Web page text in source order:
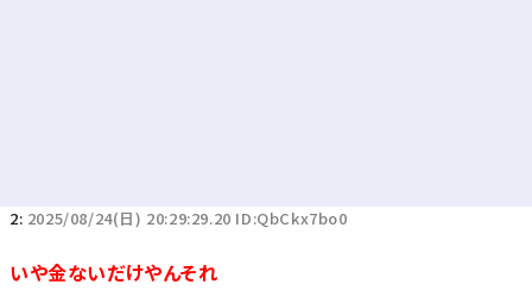
2: 2025/08/24(日) 20:29:29.20 ID:QbCkx7bo0
いや金ないだけやんそれ